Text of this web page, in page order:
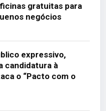
gratuitas para
negócios
expressivo,
candidatura à
o “Pacto com o